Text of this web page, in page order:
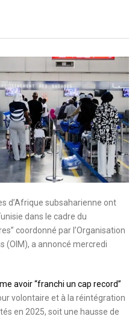
d’Afrique subsaharienne ont
dans le cadre du
coordonné par l’Organisation
(OIM), a annoncé mercredi
avoir “franchi un cap record”
volontaire et à la réintégration
en 2025, soit une hausse de